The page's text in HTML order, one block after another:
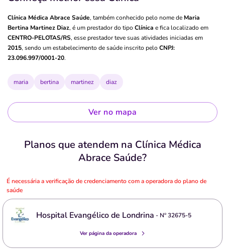
Clínica Médica Abrace Saúde, também conhecido pelo nome de Maria
Bertina Martinez Diaz, é um prestador do tipo Clínica e fica localizado em
CENTRO-PELOTAS/RS, esse prestador teve suas atividades iniciadas em
2015, sendo um estabelecimento de saúde inscrito pelo CNPJ:
23.096.997/0001-20.
maria bertina martinez diaz
Ver no mapa
Planos que atendem na Clínica Médica
Abrace Saúde?
É necessária a verificação de credenciamento com a operadora do plano de
saúde
Hospital Evangélico de Londrina - Nº32675-5
Ver página da operadora